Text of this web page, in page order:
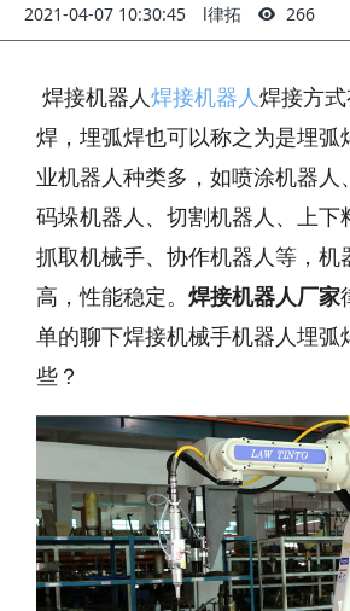
2021-04-07 10:30:45 l律拓 266
焊接机器人 焊接机器人 焊接方
焊，埋弧焊也可以称之为是埋弧
业机器人种类多，如喷涂机器人
码垛机器人、切割机器人、上下
抓取机械手、协作机器人等，机
高，性能稳定。 焊接机器人厂家
单的聊下焊接机械手机器人埋弧
些？